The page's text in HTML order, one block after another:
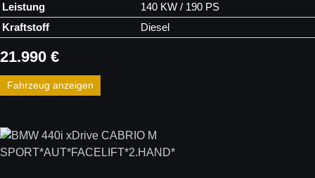
Leistung
140 KW / 190 PS
Kraftstoff
Diesel
21.990 €
Fahrzeug anzeigen